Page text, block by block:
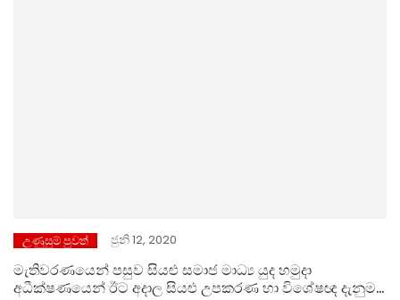
උණුසුම් පුවත් ජුනි 12, 2020
මැතිවරණයෙන් පසුව සියළු සමාජ මාධ්‍ය යුද හමුදා
අධීක්ෂණයෙන් ඊට අදාල සියළු උපකරණ හා විශේෂඥ දැනුම